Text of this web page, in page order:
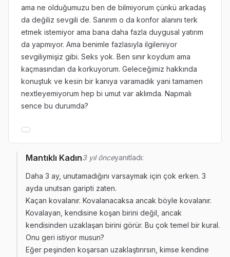
ama ne olduğumuzu ben de bilmiyorum çünkü arkadaş
da değiliz sevgili de. Sanırım o da konfor alanını terk
etmek istemiyor ama bana daha fazla duygusal yatırım
da yapmıyor. Ama benimle fazlasıyla ilgileniyor
sevgiliymişiz gibi. Seks yok. Ben sınır koydum ama
kaçmasından da korkuyorum. Geleceğimiz hakkında
konuştuk ve kesin bir kanıya varamadık yani tamamen
nextleyemiyorum hep bi umut var aklımda. Napmalı
sence bu durumda?
Mantıklı Kadın3 yıl önceyanıtladı:
Daha 3 ay, unutamadığını varsaymak için çok erken. 3
ayda unutsan garipti zaten.
Kaçan kovalanır. Kovalanacaksa ancak böyle kovalanır.
Kovalayan, kendisine koşan birini değil, ancak
kendisinden uzaklaşan birini görür. Bu çok temel bir kural.
Onu geri istiyor musun?
Eğer peşinden koşarsan uzaklaştırırsın, kimse kendine